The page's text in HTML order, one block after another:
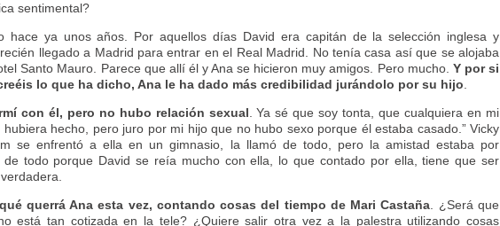
sentimental?
hace ya unos años. Por aquellos días David era capitán de la selección inglesa y
llegado a Madrid para entrar en el Real Madrid. No tenía casa así que se alojaba
Santo Mauro. Parece que allí él y Ana se hicieron muy amigos. Pero mucho. Y por si
lo que ha dicho, Ana le ha dado más credibilidad jurándolo por su hijo
con él, pero no hubo relación sexual . Ya sé que soy tonta, que cualquiera en mi
hubiera hecho, pero juro por mi hijo que no hubo sexo porque él estaba casado.” Vicky
se enfrentó a ella en un gimnasio, la llamó de todo, pero la amistad estaba por
de todo porque David se reía mucho con ella, lo que contado por ella, tiene que ser
querrá Ana esta vez, contando cosas del tiempo de Mari Castaña . ¿Será que
está tan cotizada en la tele? ¿Quiere salir otra vez a la palestra utilizando cosas